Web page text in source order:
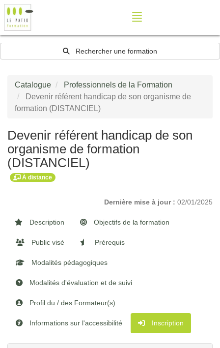
Rechercher une formation
Catalogue
Professionnels de la Formation
Devenir référent handicap de son organisme de
formation (DISTANCIEL)
Devenir référent handicap de son
organisme de formation
(DISTANCIEL)
À distance
Dernière mise à jour : 02/01/2025
Description Objectifs de la formation
Public visé Prérequis
Modalités pédagogiques
Modalités d'évaluation et de suivi
Profil du / des Formateur(s)
Informations sur l'accessibilité Inscription